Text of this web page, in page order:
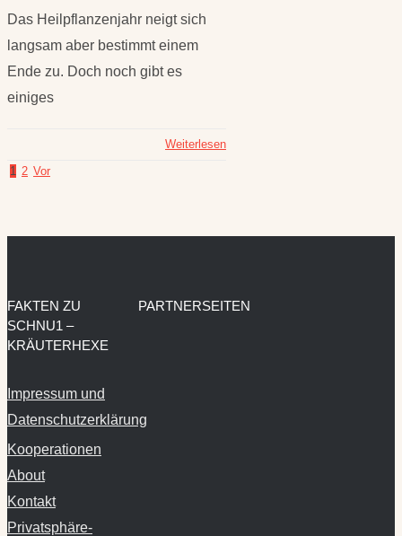
Das Heilpflanzenjahr neigt sich
langsam aber bestimmt einem
Ende zu. Doch noch gibt es
einiges
Weiterlesen
1 2 Vor
FAKTEN ZU
SCHNU1 –
KRÄUTERHEXE
Impressum und
Datenschutzerklärung
Kooperationen
About
Kontakt
Privatsphäre-
PARTNERSEITEN